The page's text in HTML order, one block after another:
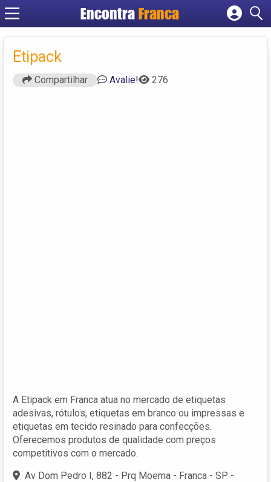
Encontra Franca
Cadastrar empresa
Etipack
Compartilhar Avalie! 276
A Etipack em Franca atua no mercado de etiquetas
adesivas, rótulos, etiquetas em branco ou impressas e
etiquetas em tecido resinado para confecções.
Oferecemos produtos de qualidade com preços
competitivos com o mercado.
Av Dom Pedro I, 882 - Prq Moema - Franca - SP -